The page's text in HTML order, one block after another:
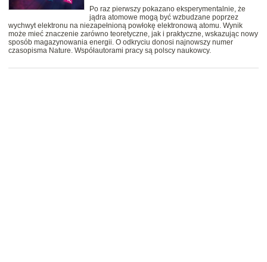
Po raz pierwszy pokazano eksperymentalnie, że
jądra atomowe mogą być wzbudzane poprzez
wychwyt elektronu na niezapełnioną powłokę elektronową atomu. Wynik
może mieć znaczenie zarówno teoretyczne, jak i praktyczne, wskazując nowy
sposób magazynowania energii. O odkryciu donosi najnowszy numer
czasopisma Nature. Współautorami pracy są polscy naukowcy.